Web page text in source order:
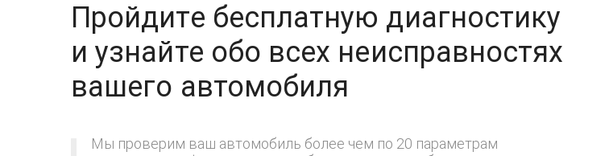
Пройдите бесплатную диагностику
и узнайте обо всех неисправностях
вашего автомобиля
Мы проверим ваш автомобиль более чем по 20 параметрам